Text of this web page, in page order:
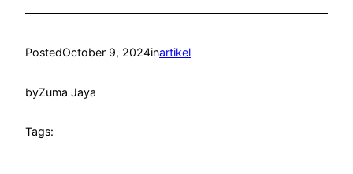
PostedOctober 9, 2024inartikel
byZuma Jaya
Tags: